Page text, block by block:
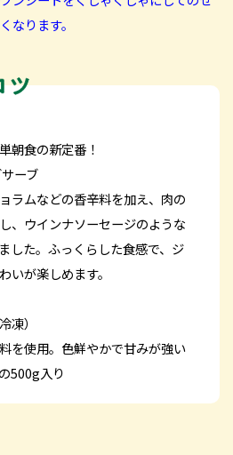
なります。
朝食の新定番！
ーブ
ラムなどの香辛料を加え、肉の
、ウインナソーセージのような
した。ふっくらした食感で、ジ
いが楽しめます。
凍）
を使用。色鮮やかで甘みが強い
500g入り